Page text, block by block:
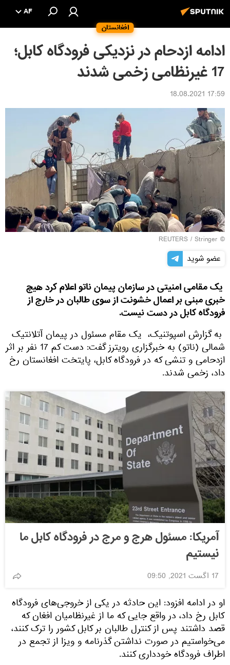
افغانستان
AF
ادامه ازدحام در نزدیکی فرودگاه کابل؛
17 غیرنظامی زخمی شدند
17:59 18.08.2021
©
REUTERS / Stringer
عضو شوید
یک مقامی امنیتی در سازمان پیمان ناتو اعلام کرد هیچ
خبری مبنی بر اعمال خشونت از سوی طالبان در خارج از
فرودگاه کابل در دست نیست.
به گزارش اسپوتنیک، یک مقام مسئول در پیمان آتلانتیک
شمالی (ناتو) به خبرگزاری رویترز گفت: دست کم 17 نفر بر اثر
ازدحامی و تنشی که در فرودگاه کابل، پایتخت افغانستان رخ
داد، زخمی شدند.
آمریکا: مسئول هرج و مرج در فرودگاه کابل ما
نیستیم
17 اگست 2021, 09:50
او در ادامه افزود: این حادثه در یکی از خروجی‌های فرودگاه
کابل رخ داد، در واقع جایی که ما از غیرنظامیان افغان که
قصد داشتند پس از کنترل طالبان بر کابل کشور را ترک کنند،
می‌خواستیم در صورت نداشتن گذرنامه و ویزا از تجمع در
اطراف فرودگاه خودداری کنند.